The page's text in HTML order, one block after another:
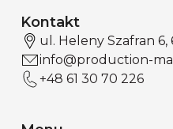
Kontakt
ul. Heleny Szafran 6,
info@production-
+48 61 30 70 226